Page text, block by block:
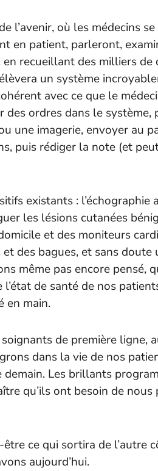
l’avenir, où les médecins
en patient, parleront,
recueillant des milliers de
un système
avec ce que le
ordres dans le système,
une imagerie, envoyer au
puis rédiger la note (et
existants : l’échographie
les lésions cutanées
et des moniteurs
des bagues, et sans
même pas encore pensé,
de santé de nos
en main.
de première ligne,
dans la vie de nos
Les brillants
qu’ils ont besoin de nous
ce qui sortira de l’autre
aujourd’hui.